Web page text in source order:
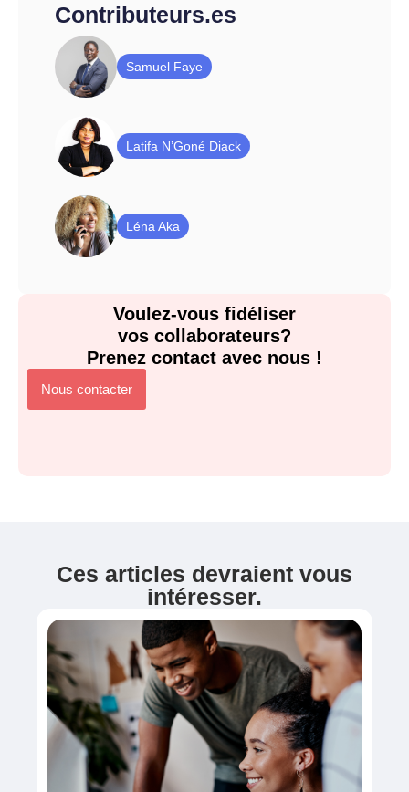
Contributeurs.es
Samuel Faye
Latifa N’Goné Diack
Léna Aka
Voulez-vous fidéliser
vos collaborateurs?
Prenez contact avec nous !
Nous contacter
Ces articles devraient vous
intéresser.